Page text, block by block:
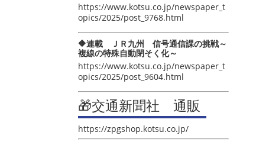
https://www.kotsu.co.jp/newspaper_t
opics/2025/post_9768.html
🔶連載 ＪＲ九州 信号通信課の挑戦～
複線の特殊自動閉そく化～
https://www.kotsu.co.jp/newspaper_t
opics/2025/post_9604.html
🎁交通新聞社 通販
https://zpgshop.kotsu.co.jp/